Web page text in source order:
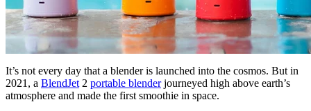
It’s not every day that a blender is launched into the cosmos. But in
2021, a BlendJet 2 portable blenderjourneyed high above earth’s
atmosphere and made the first smoothie in space.